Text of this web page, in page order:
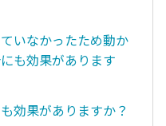
いなかったため動か
も効果があります
効果がありますか？